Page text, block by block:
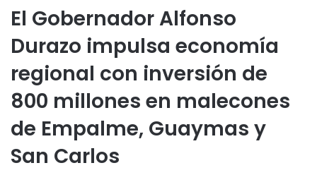
El Gobernador Alfonso
Durazo impulsa economía
regional con inversión de
800 millones en malecones
de Empalme, Guaymas y
San Carlos